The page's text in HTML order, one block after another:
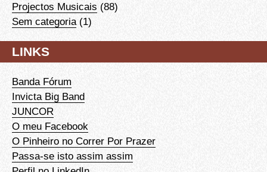
Projectos Musicais (88)
Sem categoria(1)
LINKS
Banda Fórum
Invicta Big Band
JUNCOR
O meu Facebook
O Pinheiro no Correr Por Prazer
Passa-se isto assim assim